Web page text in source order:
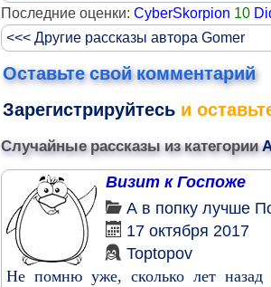
Последние оценки: CyberSkorpion 10
<<< Другие рассказы автора Gomer
Оставьте свой комментарий
Зарегистрируйтесь и
Случайные рассказы из категории
Визит к Госпоже
А в попку лучше
17 октября 2017
Toptopov
Не помню уже, сколько лет